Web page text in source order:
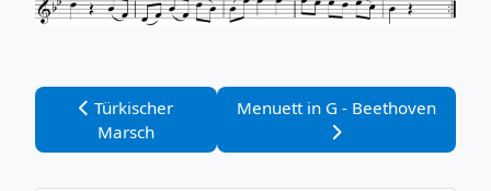
Vorheriger Beitrag: Türkischer Marsch
Türkischer
Marsch
Nächster Beitrag: Menuett in G
Menuett in G - Beethoven